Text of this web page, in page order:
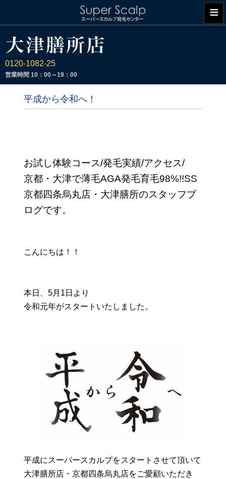
0120-1082-25
営業時間 10：00～19：00
≡
平成から令和へ！
お試し体験コース/発毛実績/アクセス/
京都・大津で薄毛AGA発毛育毛98%!!SS
京都四条烏丸店・大津膳所のスタッフブ
ログです。
こんにちは！！
本日、5月1日より
令和元年がスタートいたしました。
平成にスーパースカルプをスタートさせて頂いて
大津膳所店・京都四条烏丸店をご愛顧いただき